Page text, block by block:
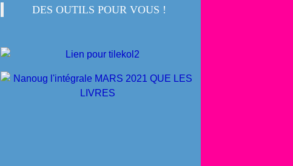
DES OUTILS POUR VOUS !